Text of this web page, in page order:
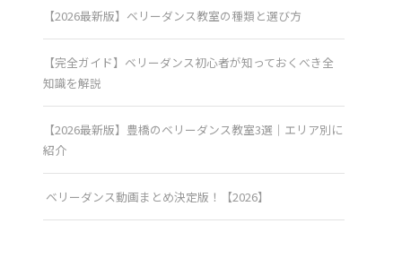
【2026最新版】ベリーダンス教室の種類と選び方
【完全ガイド】ベリーダンス初心者が知っておくべき全
知識を解説
【2026最新版】豊橋のベリーダンス教室3選｜エリア別に
紹介
ベリーダンス動画まとめ決定版！【2026】